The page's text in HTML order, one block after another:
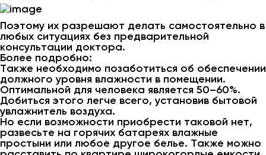
Поэтому их разрешают делать самостоятельно в
любых ситуациях без предварительной
консультации доктора.
Более подробно:
Также необходимо позаботиться об обеспечении
должного уровня влажности в помещении.
Оптимальной для человека является 50–60%.
Добиться этого легче всего, установив бытовой
увлажнитель воздуха.
Но если возможности приобрести таковой нет,
развесьте на горячих батареях влажные
простыни или любое другое белье. Также можно